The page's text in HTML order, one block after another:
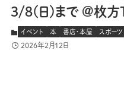
3/8(日)まで @枚方
イベント 本 書店・本屋 スポーツ
2026年2月12日